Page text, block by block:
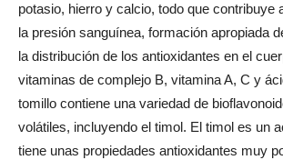
potasio, hierro y calcio, todo que contribuye
la presión sanguínea, formación apropiada
la distribución de los antioxidantes en el
vitaminas de complejo B, vitamina A, C y
tomillo contiene una variedad de
volátiles, incluyendo el timol. El timol es un
tiene unas propiedades antioxidantes muy